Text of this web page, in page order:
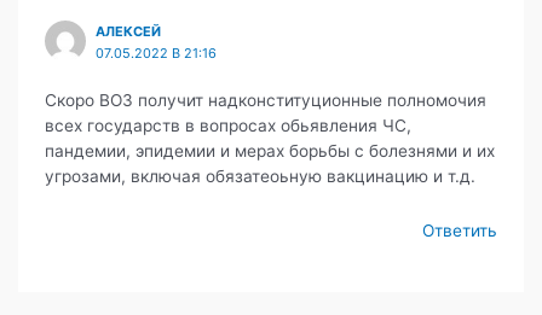
АЛЕКСЕЙ
07.05.2022 В 21:16
Скоро ВОЗ получит надконституционные полномочия
всех государств в вопросах обьявления ЧС,
пандемии, эпидемии и мерах борьбы с болезнями и их
угрозами, включая обязатеоьную вакцинацию и т.д.
Ответить